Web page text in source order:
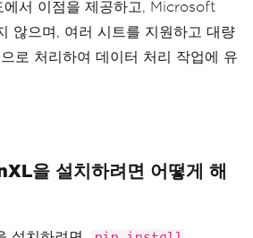
서 이점을 제공하고, Microsoft
않으며, 여러 시트를 지원하고 대량
로 처리하여 데이터 처리 작업에 유
을 설치하려면 어떻게 해